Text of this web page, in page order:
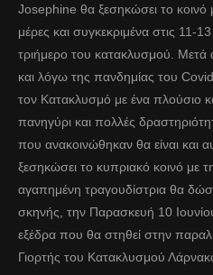
Josephine θα ξεσηκώσει το κοινό
μέρες και συγκεκριμένα στις 11-
τριήμερο του κατακλυσμού.
και λόγω της πανδημίας του
τον Κατακλυσμό με ένα πλούσιο
πανηγύρι και πολλές
που ανακοινώθηκαν θα είναι και
ξεσηκώσει το κυπριακό κοινό με
αγαπημένη τραγουδίστρια θα
σκηνής, την Παρασκευή 10
εξέδρα που θα στηθεί στην
Γιορτής του Κατακλυσμού